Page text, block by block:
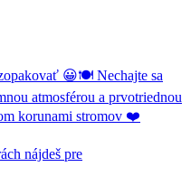
nájdeš pre